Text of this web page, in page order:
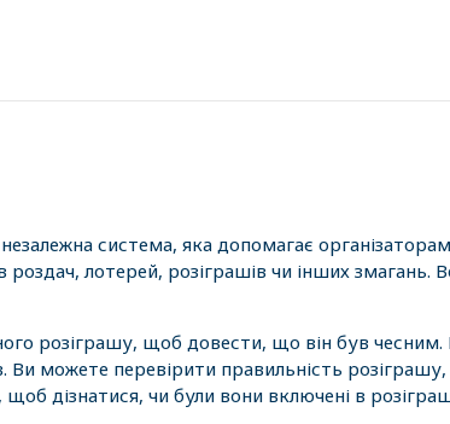
система, яка допомагає
лотерей, розіграшів чи інших
розіграшу, щоб довести, що він був
Ви можете перевірити правильність
дізнатися, чи були вони включені в